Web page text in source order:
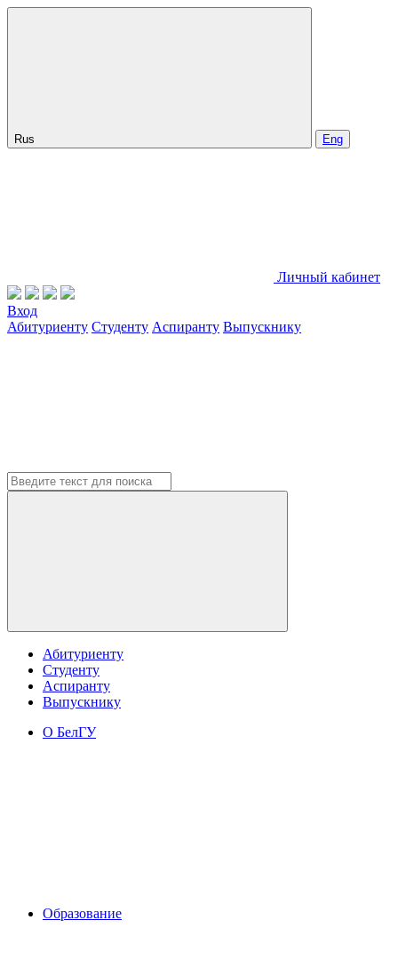
Rus Eng
Личный кабинет
Вход
Абитуриенту Студенту Аспиранту Выпускнику
Абитуриенту
Студенту
Аспиранту
Выпускнику
О БелГУ
Образование